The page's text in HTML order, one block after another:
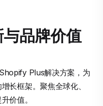
品牌价值
Plus解决方案，为
长框架。聚焦全球化、
价值。